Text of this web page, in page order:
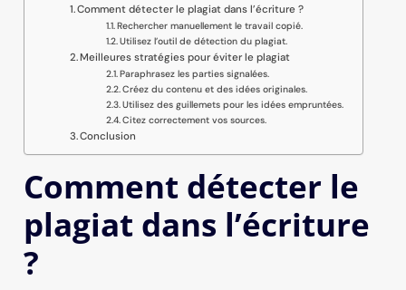
Comment détecter le plagiat dans l’écriture ?
Rechercher manuellement le travail copié.
Utilisez l’outil de détection du plagiat.
Meilleures stratégies pour éviter le plagiat
Paraphrasez les parties signalées.
Créez du contenu et des idées originales.
Utilisez des guillemets pour les idées empruntées.
Citez correctement vos sources.
Conclusion
Comment détecter le
plagiat dans l’écriture
?